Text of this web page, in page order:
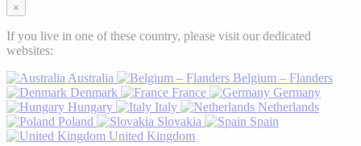
×
If you live in one of these country, please visit our dedicated
websites:
Australia
Belgium – Flanders
Denmark
France
Germany
Hungary
Italy
Netherlands
Poland
Slovakia
Spain
United Kingdom